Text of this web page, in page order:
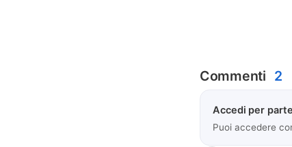
Commenti 2
Accedi per
Puoi accedere